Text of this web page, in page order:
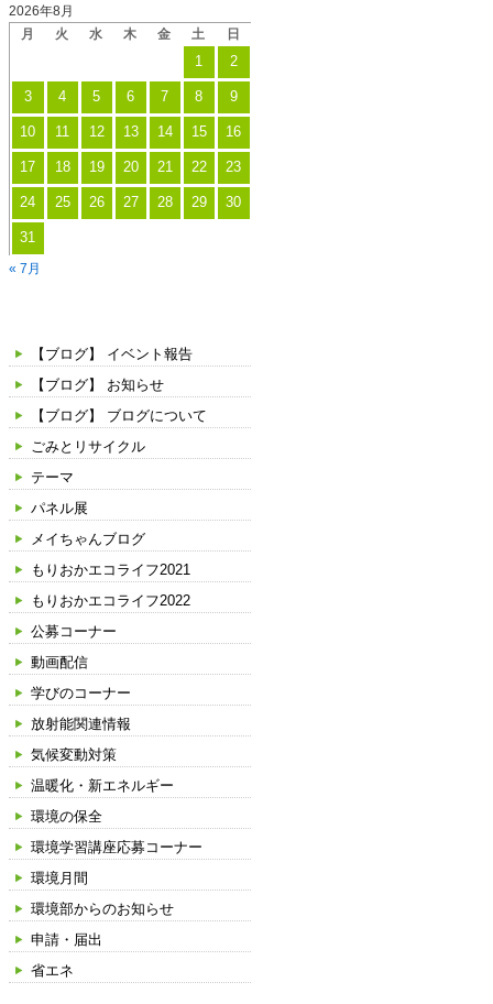
2026年8月
月
火 水 木 金 土 日
1 2
3 4 5 6 7 8 9
10 11 12 13 14 15 16
17 18 19 20 21 22 23
24 25 26 27 28 29 30
31
« 7月
【ブログ】 イベント報告
【ブログ】 お知らせ
【ブログ】 ブログについて
ごみとリサイクル
テーマ
パネル展
メイちゃんブログ
もりおかエコライフ2021
もりおかエコライフ2022
公募コーナー
動画配信
学びのコーナー
放射能関連情報
気候変動対策
温暖化・新エネルギー
環境の保全
環境学習講座応募コーナー
環境月間
環境部からのお知らせ
申請・届出
省エネ